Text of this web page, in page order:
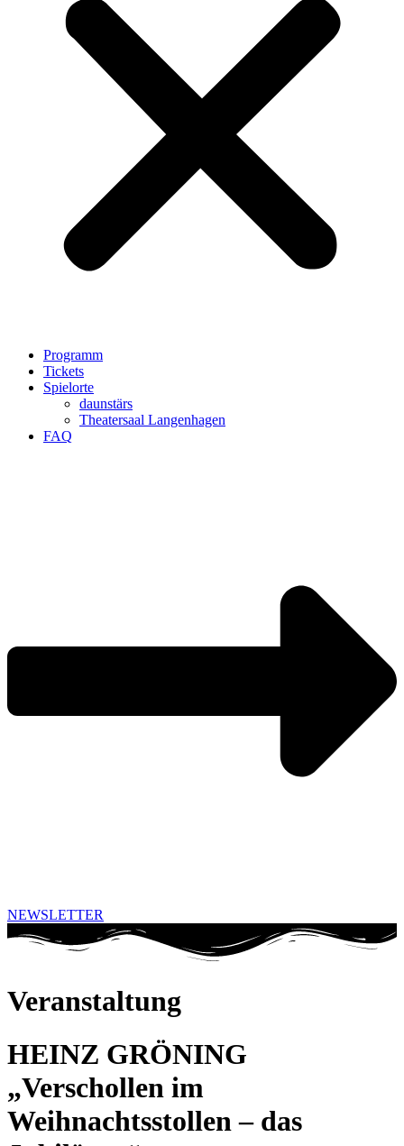
Programm
Tickets
Spielorte
daunstärs
Theatersaal Langenhagen
FAQ
NEWSLETTER
Veranstaltung
HEINZ GRÖNING
„Verschollen im
Weihnachtsstollen – das